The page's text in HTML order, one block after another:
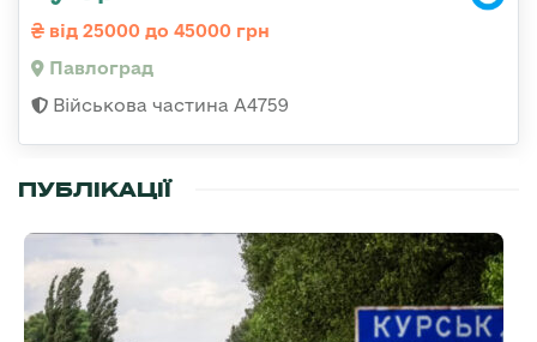
від 25000 до 45000 грн
Павлоград
Військова частина А4759
ПУБЛІКАЦІЇ